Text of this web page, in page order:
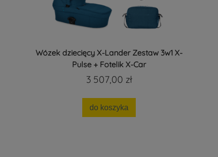
Wózek dziecięcy X-Lander Zestaw 3w1 X-
Pulse + Fotelik X-Car
3 507,00 zł
do koszyka